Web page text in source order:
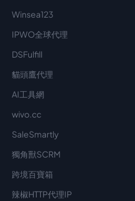
Winsea123
IPWO全球代理
DSFulfill
貓頭鷹代理
AI工具網
wivo.cc
SaleSmartly
獨角獸SCRM
跨境百寶箱
辣椒HTTP代理IP